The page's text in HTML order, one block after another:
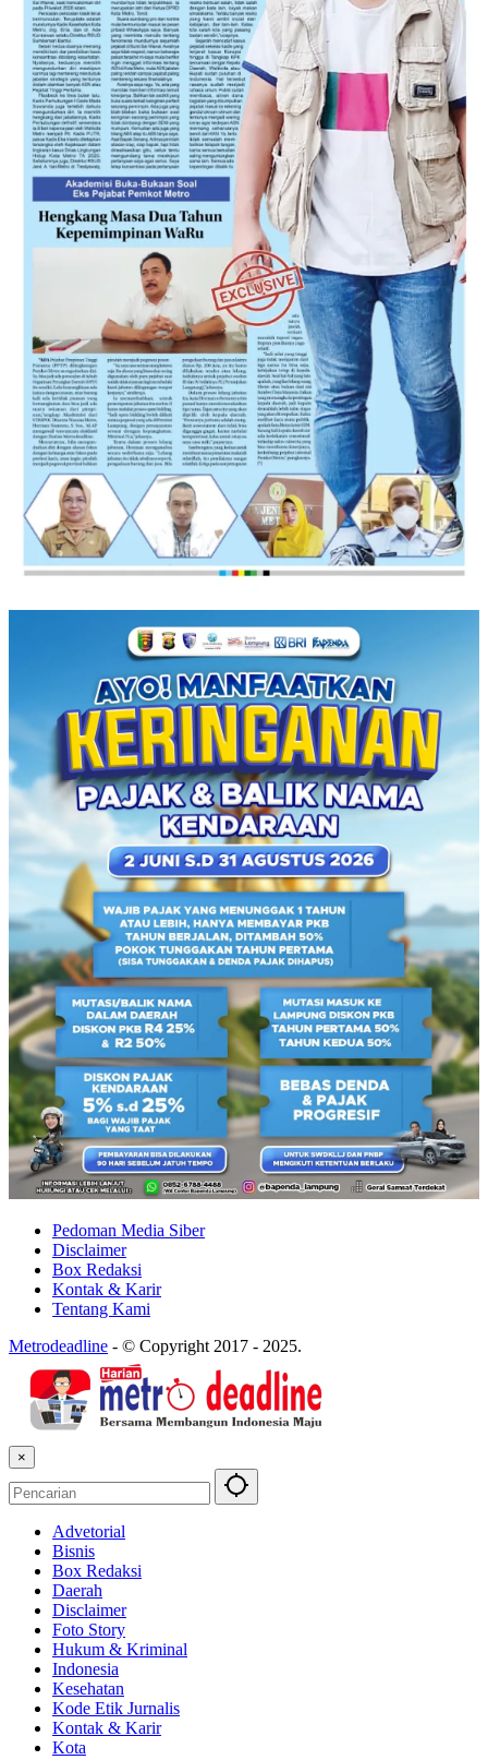
Pedoman Media Siber
Disclaimer
Box Redaksi
Kontak & Karir
Tentang Kami
Metrodeadline - © Copyright 2017 - 2025.
×
Advetorial
Bisnis
Box Redaksi
Daerah
Disclaimer
Foto Story
Hukum & Kriminal
Indonesia
Kesehatan
Kode Etik Jurnalis
Kontak & Karir
Kota